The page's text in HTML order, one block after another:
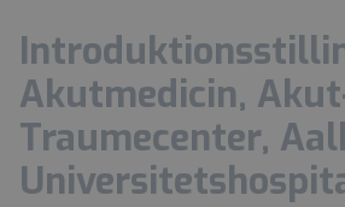
Akutmedicin,
Traumecenter,